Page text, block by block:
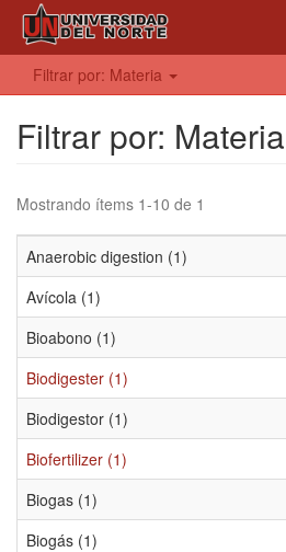
Filtrar por: Materia
Filtrar por: Materia
Mostrando ítems 1-10 de 1
Anaerobic digestion (1)
Avícola (1)
Bioabono (1)
Biodigester (1)
Biodigestor (1)
Biofertilizer (1)
Biogas (1)
Biogás (1)